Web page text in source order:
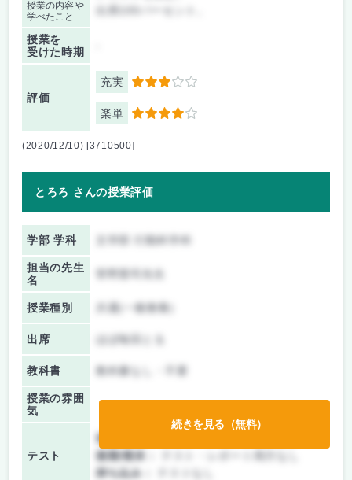
授業の内容や
学べたこと
授業を
受けた時期
評価
充実 3
楽単 4
(2020/12/10) [3710500]
とろろ さんの授業評価
学部 学科
担当の先生
名
授業種別 共通(一般教養)
出席 ほぼ毎回とる
教科書 教科書なし・不要
授業の雰囲
気
テスト
前期/中間：
後期/期末：
持ち込み：
続きを見る（無料）